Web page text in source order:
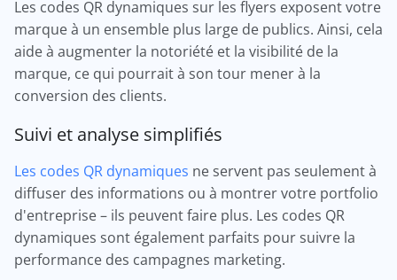
Les codes QR dynamiques sur les flyers exposent votre
marque à un ensemble plus large de publics. Ainsi, cela
aide à augmenter la notoriété et la visibilité de la
marque, ce qui pourrait à son tour mener à la
conversion des clients.
Suivi et analyse simplifiés
Les codes QR dynamiques ne servent pas seulement à
diffuser des informations ou à montrer votre portfolio
d'entreprise – ils peuvent faire plus. Les codes QR
dynamiques sont également parfaits pour suivre la
performance des campagnes marketing.